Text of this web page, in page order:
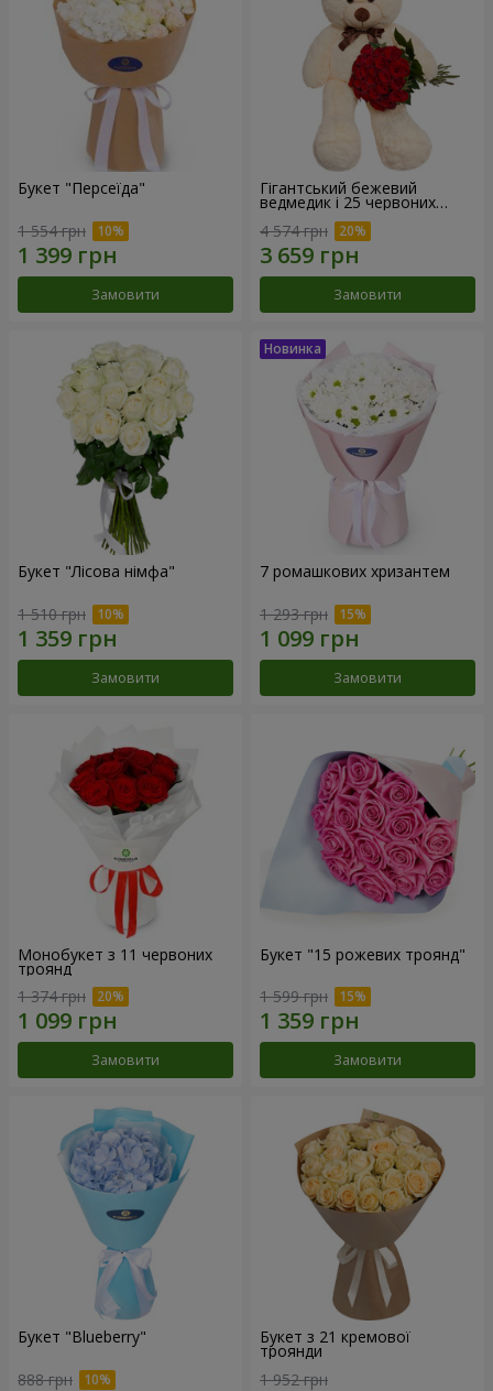
Букет "Персеїда"
1 554 грн
Замовити
Гігантський бежевий
ведмедик і 25 червоних
троянд
4 574 грн
Замовити
Букет "Лісова німфа"
1 510 грн
Замовити
7 ромашкових хризантем
1 293 грн
Замовити
Монобукет з 11 червоних
троянд
1 374 грн
Замовити
Букет "15 рожевих троянд"
1 599 грн
Замовити
Букет "Blueberry"
888 грн
Букет з 21 кремової
троянди
1 952 грн